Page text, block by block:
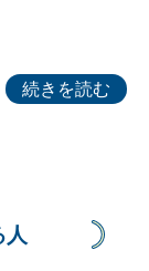
人
続きを読む